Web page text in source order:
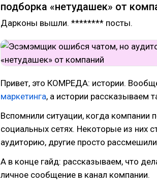
подборка «нетудашек» от
Дарконы вышли. ******** посты.
Привет, это КОМРЕДА: истории.
маркетинга, а истории рассказываем
Вспомнили ситуации, когда компании
социальных сетях. Некоторые из них
аудиторию, другие просто
А в конце гайд: рассказываем, что
личное сообщение в канал компании.